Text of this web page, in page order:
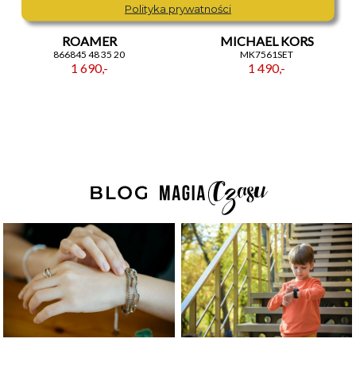
ROAMER
866845 48 35 20
1 690,-
MICHAEL KORS
MK7561SET
1 490,-
Polityka prywatności